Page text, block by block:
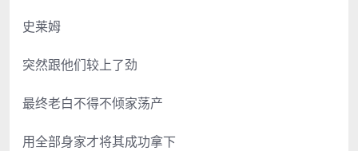
史莱姆
突然跟他们较上了劲
最终老白不得不倾家荡产
用全部身家才将其成功拿下